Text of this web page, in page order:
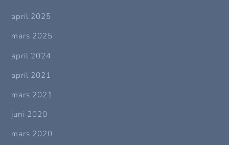
april 2025
mars 2025
april 2024
april 2021
mars 2021
juni 2020
mars 2020